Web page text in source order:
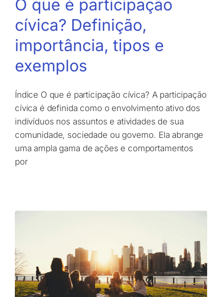
O que é participação
cívica? Definição,
importância, tipos e
exemplos
Índice O que é participação cívica? A participação
cívica é definida como o envolvimento ativo dos
indivíduos nos assuntos e atividades de sua
comunidade, sociedade ou governo. Ela abrange
uma ampla gama de ações e comportamentos
por